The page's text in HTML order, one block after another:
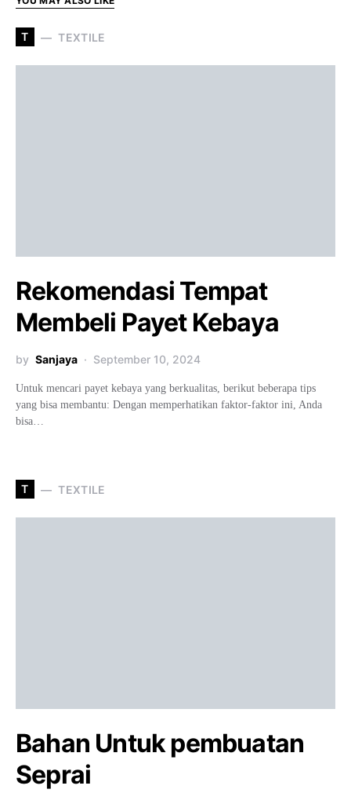
T TEXTILE
Rekomendasi Tempat
Membeli Payet Kebaya
by Sanjaya September 10, 2024
Untuk mencari payet kebaya yang berkualitas, berikut beberapa tips
yang bisa membantu: Dengan memperhatikan faktor-faktor ini, Anda
bisa…
T TEXTILE
Bahan Untuk pembuatan
Seprai